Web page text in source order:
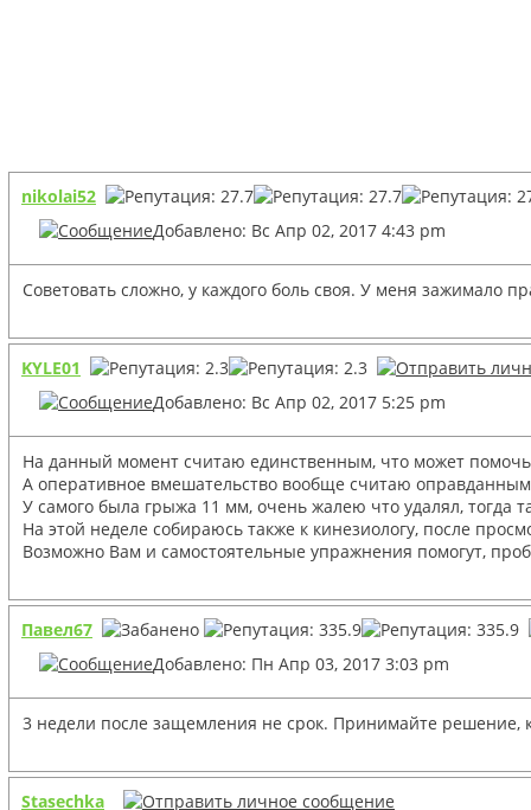
nikolai52
Добавлено: Вс Апр 02, 2017 4:43 pm
Советовать сложно, у каждого боль своя. У меня зажимало
KYLE01
Добавлено: Вс Апр 02, 2017 5:25 pm
На данный момент считаю единственным, что может
А оперативное вмешательство вообще считаю
У самого была грыжа 11 мм, очень жалею что удалял, тогда
На этой неделе собираюсь также к кинезиологу, после
Возможно Вам и самостоятельные упражнения помогут,
Павел67
Добавлено: Пн Апр 03, 2017 3:03 pm
3 недели после защемления не срок. Принимайте решение,
Stasechka